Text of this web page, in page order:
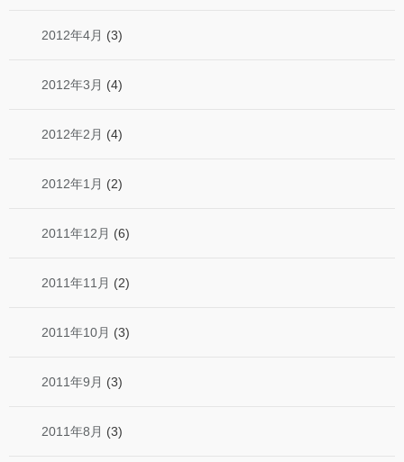
2012年4月 (3)
2012年3月 (4)
2012年2月 (4)
2012年1月 (2)
2011年12月 (6)
2011年11月 (2)
2011年10月 (3)
2011年9月 (3)
2011年8月 (3)